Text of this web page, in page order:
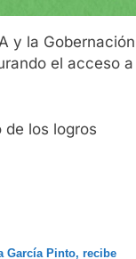
y la Gobernación
el acceso a
los logros
García Pinto, recibe